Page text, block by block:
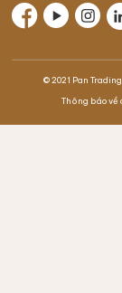
© 2021 Pan
Thông báo về